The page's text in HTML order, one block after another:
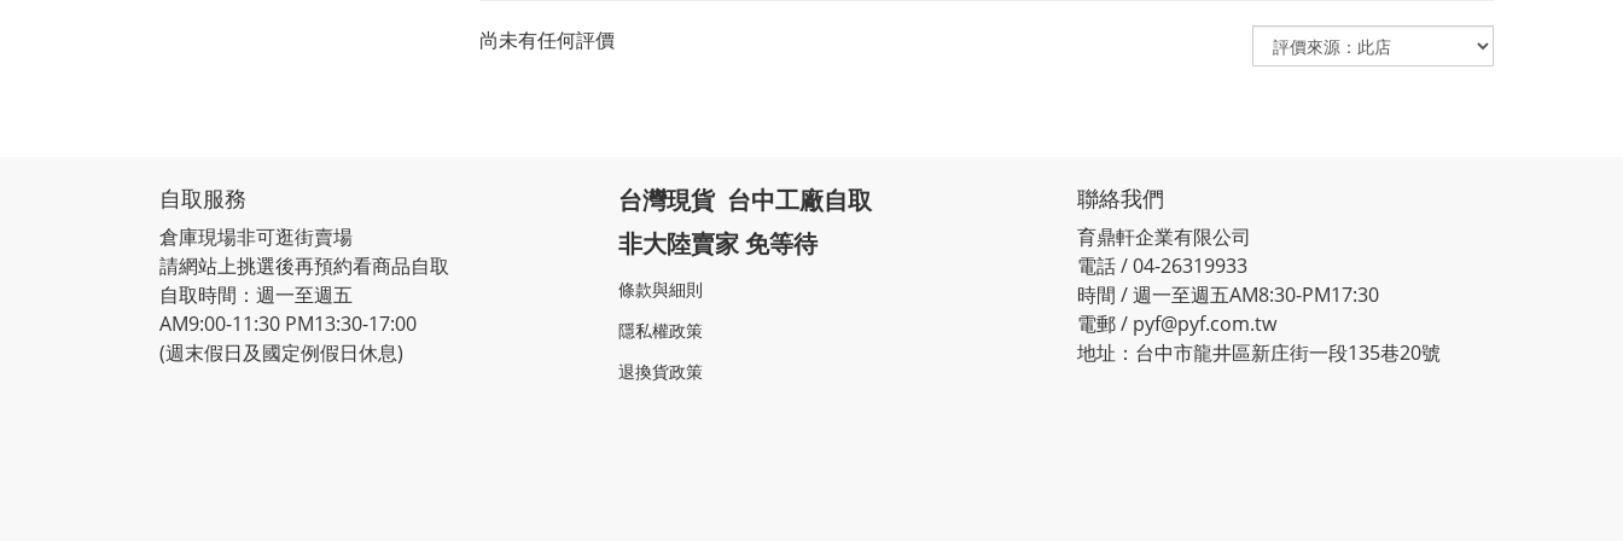
尚未有任何評價
自取服務
倉庫現場非可逛街賣場
請網站上挑選後再預約看商品自取
自取時間：週一至週五
AM9:00-11:30 PM13:30-17:00
(週末假日及國定例假日休息)
台灣現貨 台中工廠自取
非大陸賣家 免等待
條款與細則
隱私權政策
退換貨政策
聯絡我們
育鼎軒企業有限公司
電話 / 04-26319933
時間 / 週一至週五AM8:30-PM17:30
電郵 / pyf@pyf.com.tw
地址：台中市龍井區新庄街一段135巷20號